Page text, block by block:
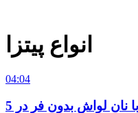
انواع پیتزا
04:04
طرز تهیه پیتزای فوری 2 نفره با نان لواش بدون فر در 5